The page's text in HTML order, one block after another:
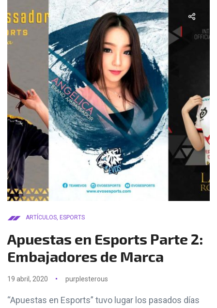
ARTÍCULOS, ESPORTS
Apuestas en Esports Parte 2:
Embajadores de Marca
19 abril, 2020 purplesterous
“Apuestas en Esports” tuvo lugar los pasados días